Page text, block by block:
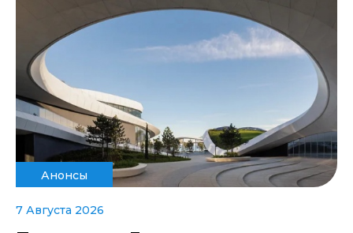
Анонсы
7 Августа 2026